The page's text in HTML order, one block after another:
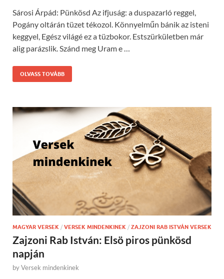
Sárosi Árpád: Pünkösd Az ifjuság: a duspazarló reggel,
Pogány oltárán tüzet tékozol. Könnyelműn bánik az isteni
keggyel, Egész világé ez a tüzbokor. Estszürkületben már
alig parázslik. Szánd meg Uram e …
OLVASS TOVÁBB
MAGYAR VERSEK / VERSEK MINDENKINEK / ZAJZONI RAB ISTVÁN VERSEK
Zajzoni Rab István: Elsö piros pünkösd
napján
byVersek mindenkinek